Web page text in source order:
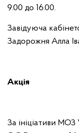
9.00 до 16.00.
Завідуюча
Задорожня Алла
Акція
За ініціативи